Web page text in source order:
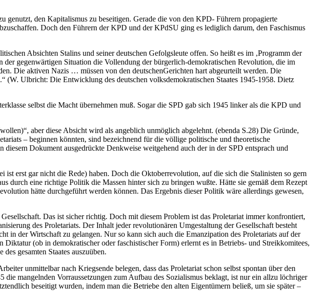
genutzt, den Kapitalismus zu beseitigen. Gerade die von den KPD- Führern propagierte
Doch den Führern der KPD und der KPdSU ging es lediglich darum, den Faschismus
Absichten Stalins und seiner deutschen Gefolgsleute offen. So heißt es im ‚Programm der
gegenwärtigen Situation die Vollendung der bürgerlich-demokratischen Revolution, die im
Die aktiven Nazis … müssen von den deutschenGerichten hart abgeurteilt werden. Die
Ulbricht: Die Entwicklung des deutschen volksdemokratischen Staates 1945-1958. Dietz
selbst die Macht übernehmen muß. Sogar die SPD gab sich 1945 linker als die KPD und
aber diese Absicht wird als angeblich unmöglich abgelehnt. (ebenda S.28) Die Gründe,
– beginnen könnten, sind bezeichnend für die völlige politische und theoretische
Dokument ausgedrückte Denkweise weitgehend auch der in der SPD entsprach und
erst gar nicht die Rede) haben. Doch die Oktoberrevolution, auf die sich die Stalinisten so gern
durch eine richtige Politik die Massen hinter sich zu bringen wußte. Hätte sie gemäß dem Rezept
hätte durchgeführt werden können. Das Ergebnis dieser Politik wäre allerdings gewesen,
Das ist sicher richtig. Doch mit diesem Problem ist das Proletariat immer konfrontiert,
des Proletariats. Der Inhalt jeder revolutionären Umgestaltung der Gesellschaft besteht
in der Wirtschaft zu gelangen. Nur so kann sich auch die Emanzipation des Proletariats auf der
(ob in demokratischer oder faschistischer Form) erlernt es in Betriebs- und Streikkomitees,
gesamten Staates auszuüben.
unmittelbar nach Kriegsende belegen, dass das Proletariat schon selbst spontan über den
mangelnden Vorraussetzungen zum Aufbau des Sozialismus beklagt, ist nur ein allzu löchriger
beseitigt wurden, indem man die Betriebe den alten Eigentümern beließ, um sie später –